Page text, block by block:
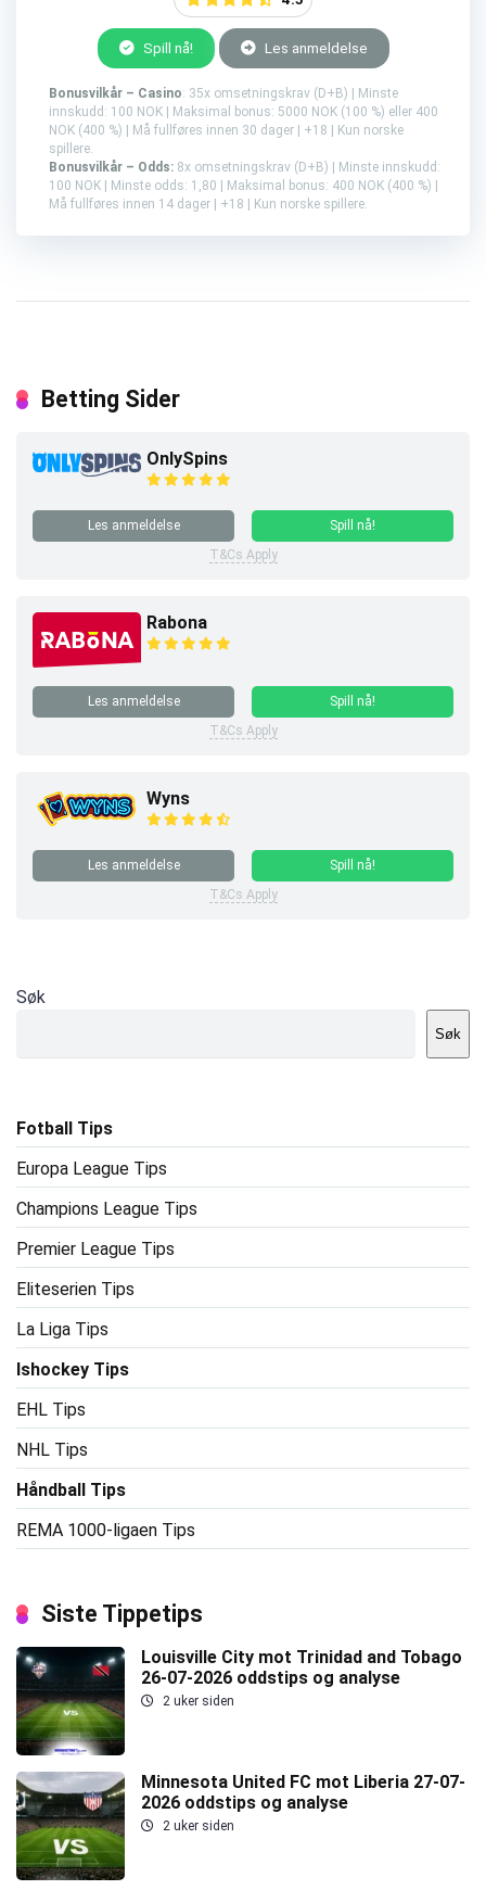
Spill nå! Les anmeldelse
Bonusvilkår – Casino: 35x omsetningskrav (D+B) | Minste
innskudd: 100 NOK | Maksimal bonus: 5000 NOK (100 %) eller 400
NOK (400 %) | Må fullføres innen 30 dager | +18 | Kun norske
spillere.
Bonusvilkår – Odds: 8x omsetningskrav (D+B) | Minste innskudd:
100 NOK | Minste odds: 1,80 | Maksimal bonus: 400 NOK (400 %) |
Må fullføres innen 14 dager | +18 | Kun norske spillere.
Betting Sider
OnlySpins
Les anmeldelse
Spill nå!
T&Cs Apply
Rabona
Les anmeldelse
Spill nå!
T&Cs Apply
Wyns
Les anmeldelse
Spill nå!
T&Cs Apply
Søk
Søk
Fotball Tips
Europa League Tips
Champions League Tips
Premier League Tips
Eliteserien Tips
La Liga Tips
Ishockey Tips
EHL Tips
NHL Tips
Håndball Tips
REMA 1000-ligaen Tips
Siste Tippetips
Louisville City mot Trinidad and Tobago
26-07-2026 oddstips og analyse
2 uker siden
Minnesota United FC mot Liberia 27-07-
2026 oddstips og analyse
2 uker siden